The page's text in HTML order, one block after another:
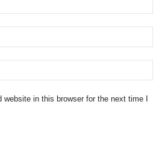
in this browser for the next time I